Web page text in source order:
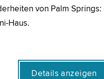
von Palm Springs:
Haus.
Details anzeigen